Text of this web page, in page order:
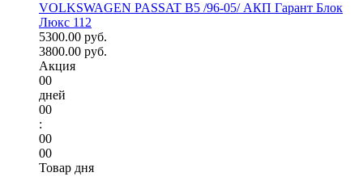
VOLKSWAGEN PASSAT B5 /96-05/ АКП Гарант Блок
Люкс 112
5300.00 руб.
3800.00 руб.
Акция
00
дней
00
:
00
00
Товар дня